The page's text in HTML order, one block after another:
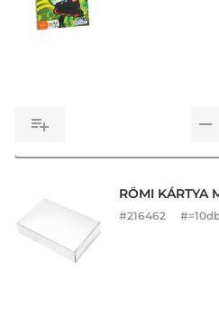
RÖMI KÁRTYA
#216462